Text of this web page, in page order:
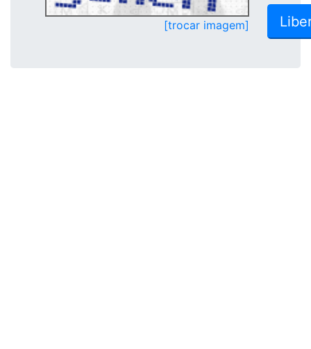
[trocar imagem]